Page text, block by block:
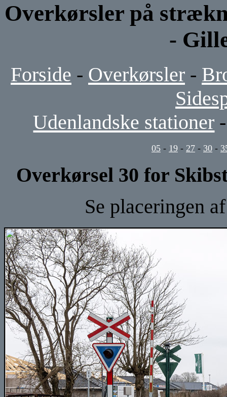
Overkørsler på
-
Forside - Overkørsler -
Udenlandske stationer
05 - 19 - 27 - 30 -
Overkørsel 30 for
Se placeringen